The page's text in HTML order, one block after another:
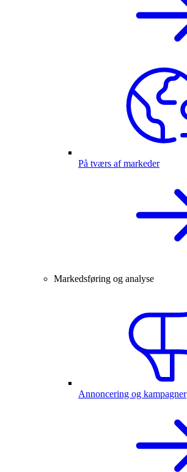
På tværs af markeder
Markedsføring og analyse
Annoncering og kampagner